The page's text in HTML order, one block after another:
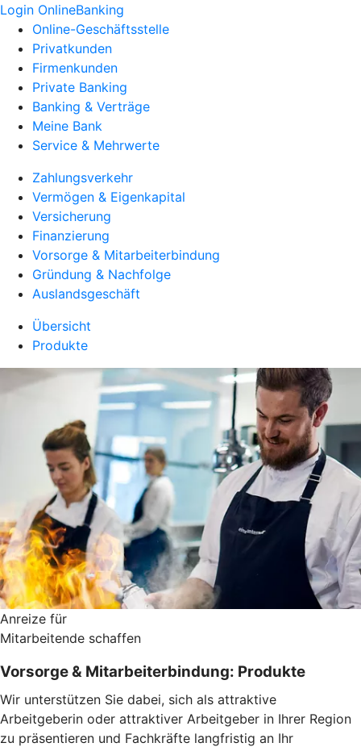
Login OnlineBanking
Online-Geschäftsstelle
Privatkunden
Firmenkunden
Private Banking
Banking & Verträge
Meine Bank
Service & Mehrwerte
Zahlungsverkehr
Vermögen & Eigenkapital
Versicherung
Finanzierung
Vorsorge & Mitarbeiterbindung
Gründung & Nachfolge
Auslandsgeschäft
Übersicht
Produkte
Anreize für
Mitarbeitende schaffen
Vorsorge & Mitarbeiterbindung: Produkte
Wir unterstützen Sie dabei, sich als attraktive
Arbeitgeberin oder attraktiver Arbeitgeber in Ihrer Region
zu präsentieren und Fachkräfte langfristig an Ihr